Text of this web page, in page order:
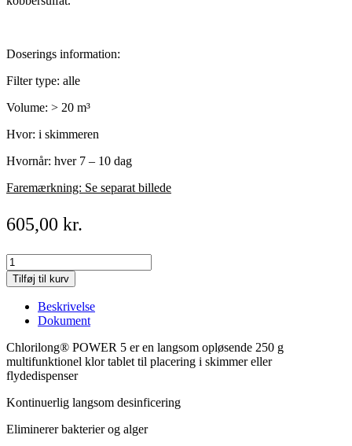
Doserings information:
Filter type: alle
Volume: > 20 m³
Hvor: i skimmeren
Hvornår: hver 7 – 10 dag
Faremærkning: Se separat billede
605,00 kr.
Chlorilong
Power
5
funktions
multitablet
250
gr.
5
quantity
Tilføj til kurv
Beskrivelse
Dokument
Chlorilong® POWER 5 er en langsom opløsende 250 g
multifunktionel klor tablet til placering i skimmer eller
flydedispenser
Kontinuerlig langsom desinficering
Eliminerer bakterier og alger